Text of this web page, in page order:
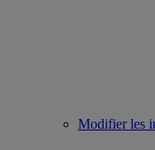
Modifier les